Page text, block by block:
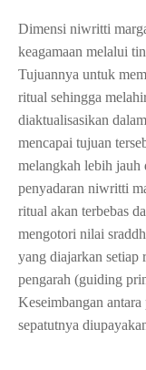
Dimensi niwritti
keagamaan melalui
Tujuannya untuk
ritual sehingga
diaktualisasikan
mencapai tujuan
melangkah lebih jauh
penyadaran niwritti
ritual akan terbebas
mengotori nilai
yang diajarkan setiap
pengarah (guiding
Keseimbangan
sepatutnya